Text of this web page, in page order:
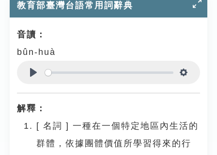
教育部臺灣台語常用詞辭典
音讀：
bûn-huà
解釋：
[ 名詞 ] 一種在一個特定地區內生活的
群體，依據團體價值所學習得來的行